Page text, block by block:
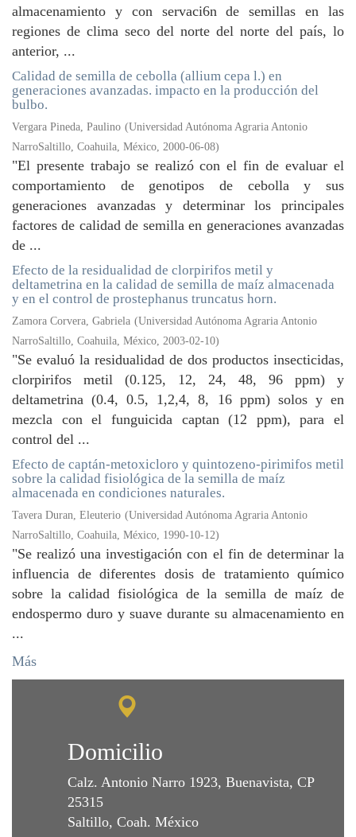
almacenamiento y con servaci6n de semillas en las
regiones de clima seco del norte del norte del país, lo
anterior, ...
Calidad de semilla de cebolla (allium cepa l.) en
generaciones avanzadas. impacto en la producción del
bulbo.
Vergara Pineda, Paulino (Universidad Autónoma Agraria Antonio
NarroSaltillo, Coahuila, México, 2000-06-08)
"El presente trabajo se realizó con el fin de evaluar el
comportamiento de genotipos de cebolla y sus
generaciones avanzadas y determinar los principales
factores de calidad de semilla en generaciones avanzadas
de ...
Efecto de la residualidad de clorpirifos metil y
deltametrina en la calidad de semilla de maíz almacenada
y en el control de prostephanus truncatus horn.
Zamora Corvera, Gabriela (Universidad Autónoma Agraria Antonio
NarroSaltillo, Coahuila, México, 2003-02-10)
"Se evaluó la residualidad de dos productos insecticidas,
clorpirifos metil (0.125, 12, 24, 48, 96 ppm) y
deltametrina (0.4, 0.5, 1,2,4, 8, 16 ppm) solos y en
mezcla con el funguicida captan (12 ppm), para el
control del ...
Efecto de captán-metoxicloro y quintozeno-pirimifos metil
sobre la calidad fisiológica de la semilla de maíz
almacenada en condiciones naturales.
Tavera Duran, Eleuterio (Universidad Autónoma Agraria Antonio
NarroSaltillo, Coahuila, México, 1990-10-12)
"Se realizó una investigación con el fin de determinar la
influencia de diferentes dosis de tratamiento químico
sobre la calidad fisiológica de la semilla de maíz de
endospermo duro y suave durante su almacenamiento en
...
Más
Domicilio
Calz. Antonio Narro 1923, Buenavista, CP
25315
Saltillo, Coah. México